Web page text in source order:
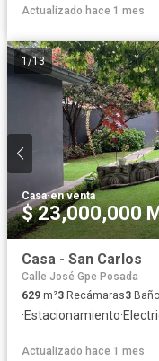
Actualizado hace 1 mes
1 /13
Casa·en venta
$ 23,000,000
Casa - San Carlos
Calle José Gpe Posada
629 m²3 Recámaras3
·Estacionamiento·
Actualizado hace 1 mes